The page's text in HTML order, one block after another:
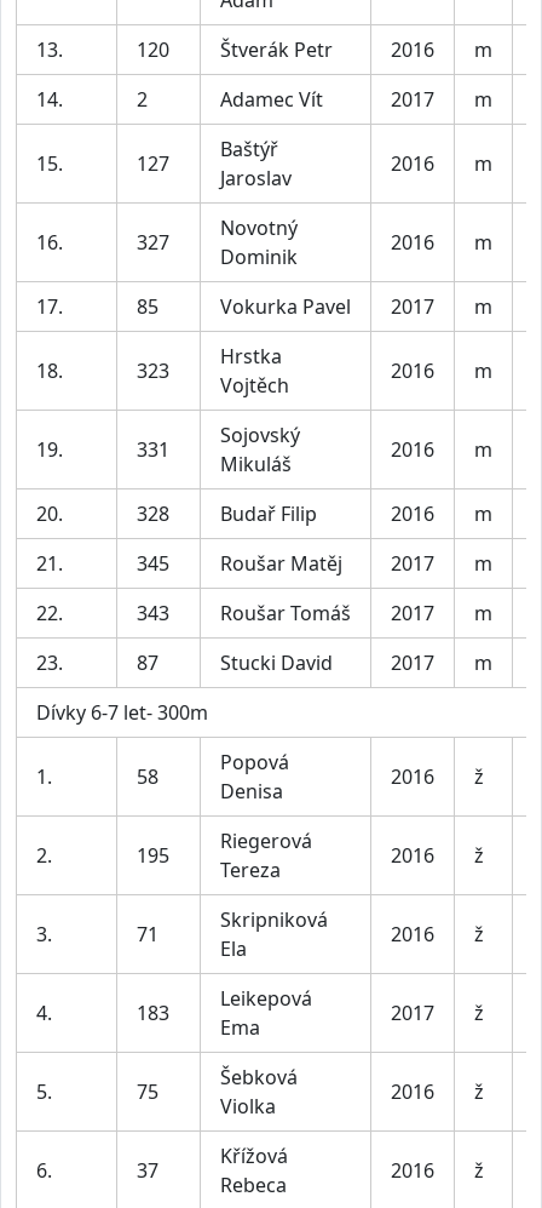
13.
120 Štverák Petr 2016 m
14.
2 Adamec Vít 2017 m
15. 127
Baštýř
Jaroslav
2016 m
16. 327
Novotný
Dominik
2016 m
17. 85 Vokurka Pavel 2017 m
18. 323
Hrstka
Vojtěch
2016 m
19. 331
Sojovský
Mikuláš
2016 m
20. 328 Budař Filip 2016 m
21.
345 Roušar Matěj 2017 m
22.
343 Roušar Tomáš 2017 m
23.
87 Stucki David 2017 m
Dívky 6-7 let- 300m
1. 58
Popová
Denisa
2016 ž
2. 195
Riegerová
Tereza
2016 ž
3. 71
Skripniková
Ela
2016 ž
4. 183
Leikepová
Ema
2017 ž
5. 75
Šebková
Violka
2016 ž
6. 37
Křížová
Rebeca
2016 ž